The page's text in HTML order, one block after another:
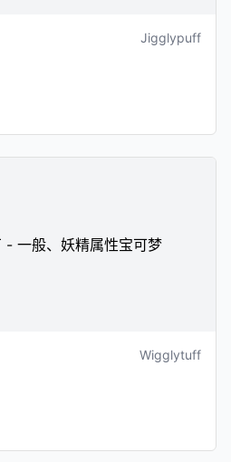
Jigglypuff
Wigglytuff